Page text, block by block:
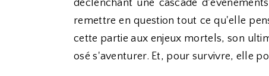
déclenchant une cascade
remettre en question tout ce qu'elle
cette partie aux enjeux mortels, son
osé s'aventurer. Et, pour survivre, elle